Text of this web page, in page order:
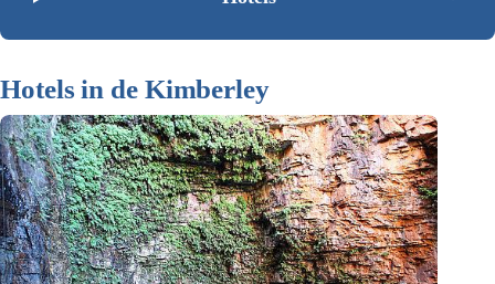
Hotels in de Kimberley